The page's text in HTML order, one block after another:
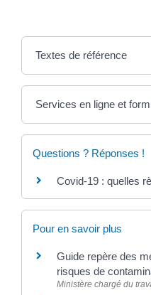
Textes de référence
Services en ligne et
Questions ? Réponses !
Covid-19 : quelles
Pour en savoir plus
Guide repère des
risques de
Ministère chargé du